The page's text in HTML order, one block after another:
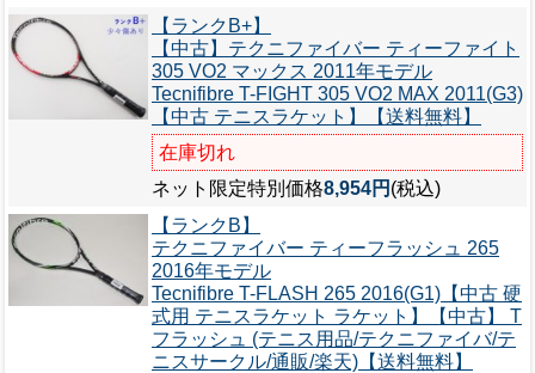
【ランクB+】
【中古】テクニファイバー ティーファイト
305 VO2 マックス 2011年モデル
Tecnifibre T-FIGHT 305 VO2 MAX 2011(G3)
【中古 テニスラケット】【送料無料】
在庫切れ
ネット限定特別価格8,954円 (税込)
【ランクB】
テクニファイバー ティーフラッシュ 265
2016年モデル
Tecnifibre T-FLASH 265 2016(G1)【中古 硬
式用 テニスラケット ラケット】【中古】 T
フラッシュ (テニス用品/テクニファイバ/テ
ニスサークル/通販/楽天)【送料無料】